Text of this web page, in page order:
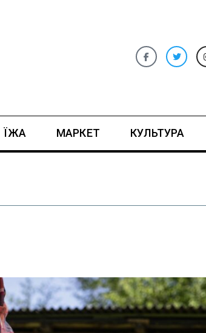
ЇЖА МАРКЕТ КУЛЬТУРА